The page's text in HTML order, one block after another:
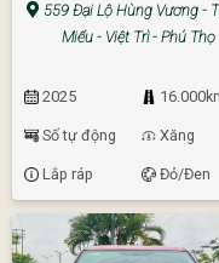
559 Đại Lộ Hùng Vương -
Miếu - Việt Trì - Phú Thọ
2025
Số tự động Xăng
Lắp ráp Đỏ/Đen